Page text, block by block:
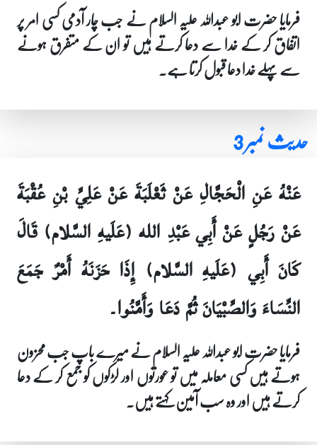
فرمایا حضرت ابو عبداللہ علیہ السلام نے جب چار آدمی کسی امر پر
اتفاق کر کے خدا سے دعا کرتے ہیں تو ان کے متفرق ہونے
سے پہلے خدا دعا قبول کرتا ہے۔
حدیث نمبر 3
عَنْهُ عَنِ الْحَجَّالِ عَنْ ثَعْلَبَةَ عَنْ عَلِيِّ بْنِ عُقْبَةَ
عَنْ رَجُلٍ عَنْ أَبِي عَبْدِ الله (عَلَيهِ السَّلام) قَالَ
كَانَ أَبِي (عَلَيهِ السَّلام) إِذَا حَزَنَهُ أَمْرٌ جَمَعَ
النِّسَاءَ وَالصِّبْيَانَ ثُمَّ دَعَا وَأَمَّنُوا۔
فرمایا حضرت ابو عبداللہ علیہ السلام نے میرے باپ جب محزون
ہوتے ہیں کسی معاملہ میں تو عورتوں اور لڑکوں کو جمع کر کے دعا
کرتے ہیں اور وہ سب آمین کہتے ہیں۔